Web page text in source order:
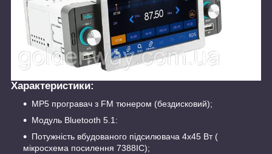
Характеристики:
MP5 програвач з FM тюнером (бездисковий);
Модуль Вluetooth 5.1:
Потужність вбудованого підсилювача 4х45 Вт (
мікросхема посилення 7388IC);